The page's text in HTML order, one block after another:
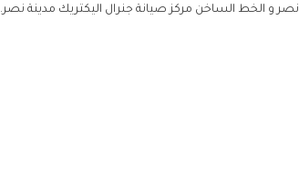
و الخط الساخن مركز صيانة جنرال اليكتريك مدينة نصر.